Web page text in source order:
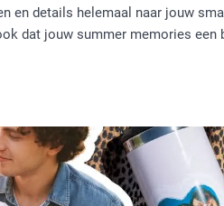
en details helemaal naar jouw
dat jouw summer memories een